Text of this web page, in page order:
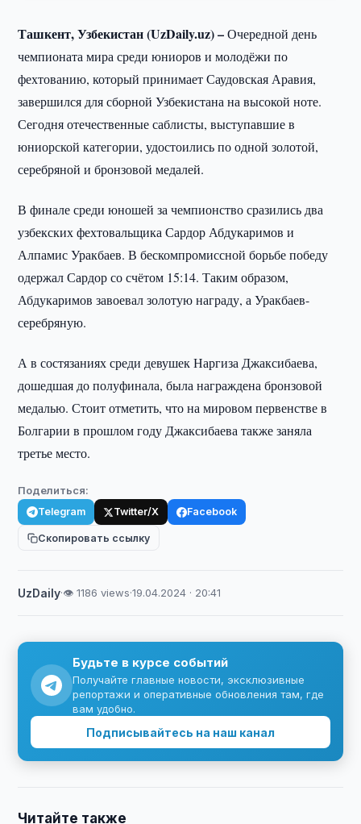
Ташкент, Узбекистан (UzDaily.uz) –Очередной день
чемпионата мира среди юниоров и молодёжи по
фехтованию, который принимает Саудовская Аравия,
завершился для сборной Узбекистана на высокой ноте.
Сегодня отечественные саблисты, выступавшие в
юниорской категории, удостоились по одной золотой,
серебряной и бронзовой медалей.
В финале среди юношей за чемпионство сразились два
узбекских фехтовальщика Сардор Абдукаримов и
Алпамис Уракбаев. В бескомпромиссной борьбе победу
одержал Сардор со счётом 15:14. Таким образом,
Абдукаримов завоевал золотую награду, а Уракбаев-
серебряную.
А в состязаниях среди девушек Наргиза Джаксибаева,
дошедшая до полуфинала, была награждена бронзовой
медалью. Стоит отметить, что на мировом первенстве в
Болгарии в прошлом году Джаксибаева также заняла
третье место.
Поделиться:
Telegram Twitter/X Facebook
Скопировать ссылку
UzDaily·👁 1186 views·19.04.2024 · 20:41
Будьте в курсе событий
Получайте главные новости, эксклюзивные
репортажи и оперативные обновления там, где
вам удобно.
Подписывайтесь на наш канал
Читайте также